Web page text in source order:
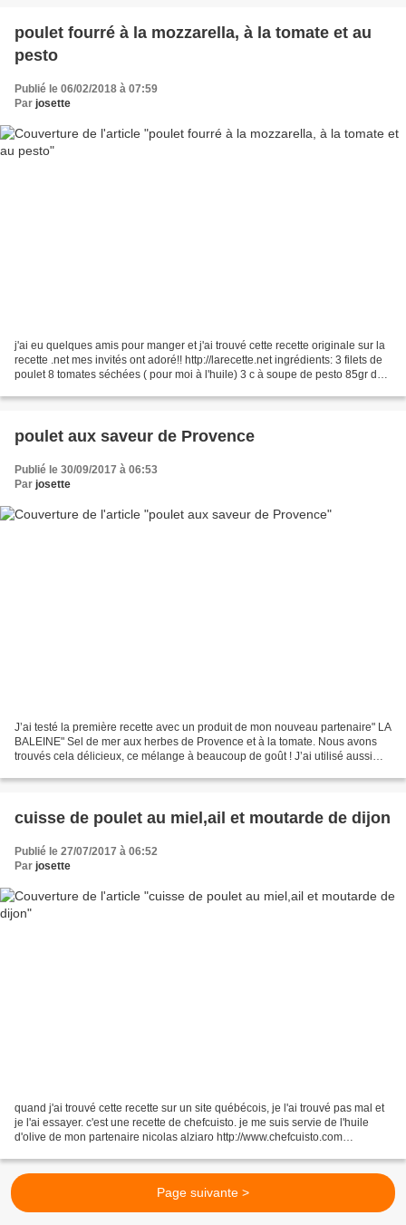
poulet fourré à la mozzarella, à la tomate et au
pesto
Publié le 06/02/2018 à 07:59
Par josette
j'ai eu quelques amis pour manger et j'ai trouvé cette recette originale sur la
recette .net mes invités ont adoré!! http://larecette.net ingrédients: 3 filets de
poulet 8 tomates séchées ( pour moi à l'huile) 3 c à soupe de pesto 85gr de
poulet aux saveur de Provence
Publié le 30/09/2017 à 06:53
Par josette
J’ai testé la première recette avec un produit de mon nouveau partenaire" LA
BALEINE" Sel de mer aux herbes de Provence et à la tomate. Nous avons
trouvés cela délicieux, ce mélange à beaucoup de goût ! J’ai utilisé aussi
cuisse de poulet au miel,ail et moutarde de dijon
Publié le 27/07/2017 à 06:52
Par josette
quand j'ai trouvé cette recette sur un site québécois, je l'ai trouvé pas mal et
je l'ai essayer. c'est une recette de chefcuisto. je me suis servie de l'huile
d'olive de mon partenaire nicolas alziaro http://www.chefcuisto.com
Page suivante >